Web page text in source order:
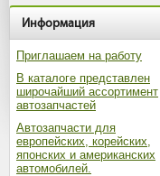
Информация
Приглашаем на работу
В каталоге представлен
широчайший ассортимент
автозапчастей
Автозапчасти для
европейских, корейских,
японских и американских
автомобилей.